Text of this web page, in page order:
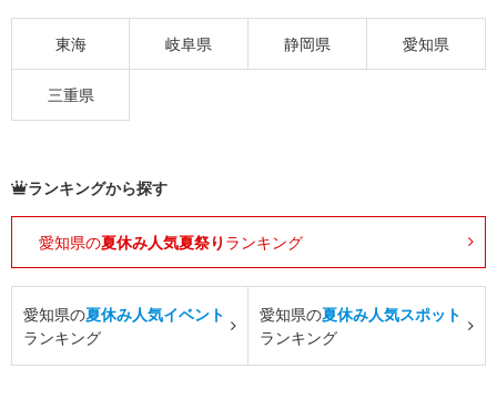
東海 岐阜県 静岡県 愛知県
三重県
ランキングから探す
愛知県の夏休み人気夏祭り ランキング
愛知県の夏休み人気イベント
ランキング
愛知県の夏休み人気スポット
ランキング